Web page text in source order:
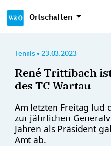
Ortschaften
Tennis • 23.03.2023
René Trittibach
des TC Wartau
Am letzten Freitag lud
zur jährlichen
Jahren als Präsident
Amt ab.